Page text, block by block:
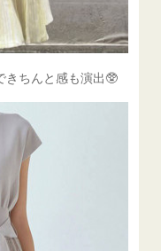
きちんと感も演出🥸